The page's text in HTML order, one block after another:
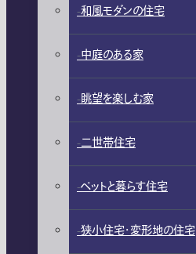
和風モダンの住宅
中庭のある家
眺望を楽しむ家
二世帯住宅
ペットと暮らす住宅
狭小住宅・変形地の住宅